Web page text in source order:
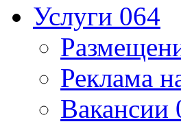
Услуги 064
Реклама
Вакансии